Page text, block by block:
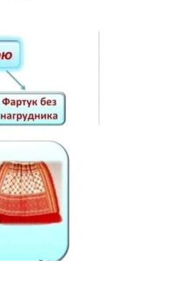
ткани